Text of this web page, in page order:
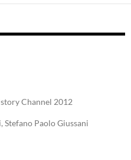
Channel 2012
Stefano Paolo Giussani